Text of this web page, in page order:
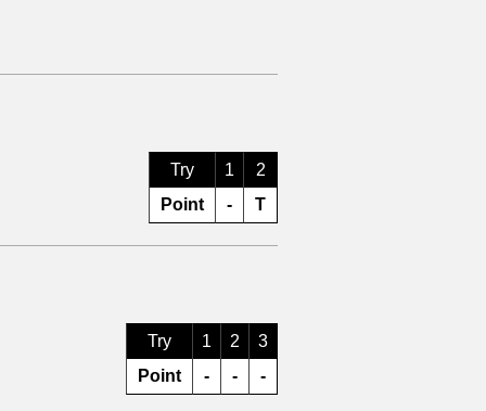
Try
Point
1
-
2
T
Try
Point
1
-
2
-
3
-